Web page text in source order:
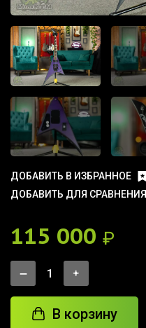
ДОБАВИТЬ В ИЗБРАННОЕ
ДОБАВИТЬ ДЛЯ СРАВНЕНИЯ
115 000 ₽
В корзину